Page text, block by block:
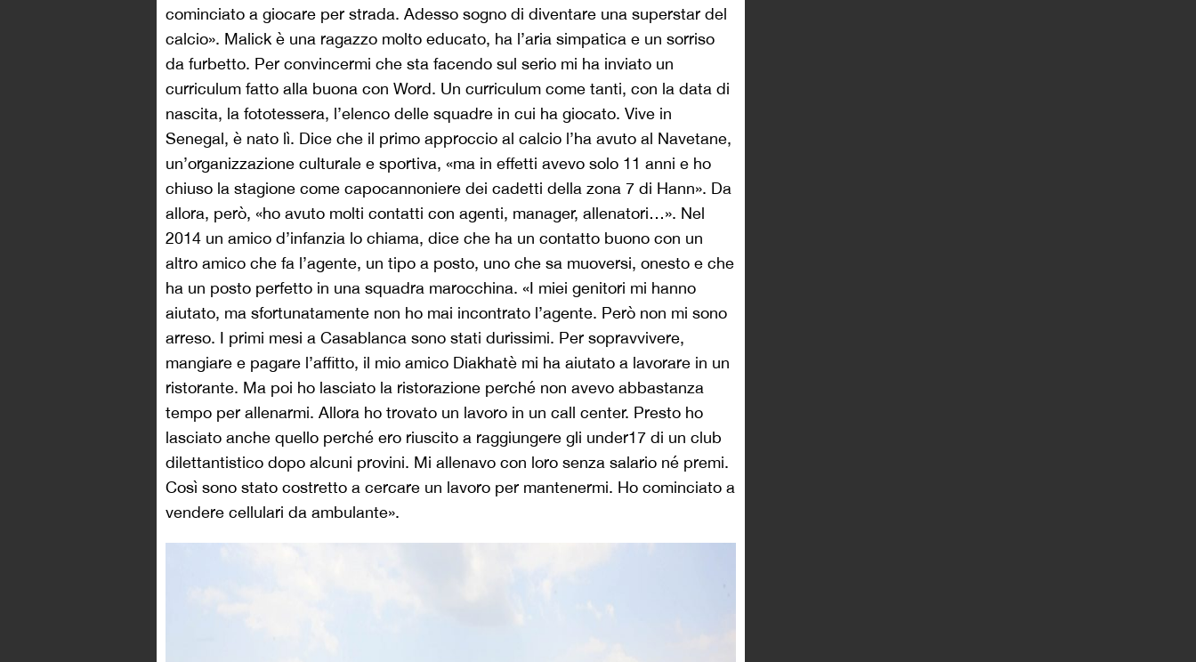
cominciato a giocare per strada. Adesso sogno di diventare una superstar del
calcio». Malick è una ragazzo molto educato, ha l’aria simpatica e un sorriso
da furbetto. Per convincermi che sta facendo sul serio mi ha inviato un
curriculum fatto alla buona con Word. Un curriculum come tanti, con la data di
nascita, la fototessera, l’elenco delle squadre in cui ha giocato. Vive in
Senegal, è nato lì. Dice che il primo approccio al calcio l’ha avuto al Navetane,
un’organizzazione culturale e sportiva, «ma in effetti avevo solo 11 anni e ho
chiuso la stagione come capocannoniere dei cadetti della zona 7 di Hann». Da
allora, però, «ho avuto molti contatti con agenti, manager, allenatori…». Nel
2014 un amico d’infanzia lo chiama, dice che ha un contatto buono con un
altro amico che fa l’agente, un tipo a posto, uno che sa muoversi, onesto e che
ha un posto perfetto in una squadra marocchina. «I miei genitori mi hanno
aiutato, ma sfortunatamente non ho mai incontrato l’agente. Però non mi sono
arreso. I primi mesi a Casablanca sono stati durissimi. Per sopravvivere,
mangiare e pagare l’affitto, il mio amico Diakhatè mi ha aiutato a lavorare in un
ristorante. Ma poi ho lasciato la ristorazione perché non avevo abbastanza
tempo per allenarmi. Allora ho trovato un lavoro in un call center. Presto ho
lasciato anche quello perché ero riuscito a raggiungere gli under17 di un club
dilettantistico dopo alcuni provini. Mi allenavo con loro senza salario né premi.
Così sono stato costretto a cercare un lavoro per mantenermi. Ho cominciato a
vendere cellulari da ambulante».